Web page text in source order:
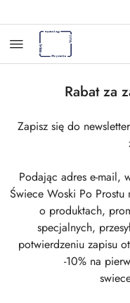
Rabat za
Zapisz się do
Podając adres e-mail,
Świece Woski Po
o produktach,
specjalnych,
potwierdzeniu zapisu
-10% na